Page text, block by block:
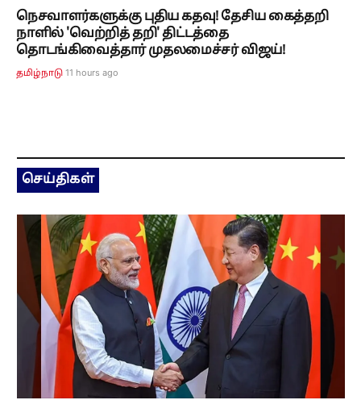
நெசவாளர்களுக்கு புதிய கதவு! தேசிய கைத்தறி
நாளில் 'வெற்றித் தறி' திட்டத்தை
தொடங்கிவைத்தார் முதலமைச்சர் விஜய்!
தமிழ்நாடு 11 hours ago
செய்திகள்